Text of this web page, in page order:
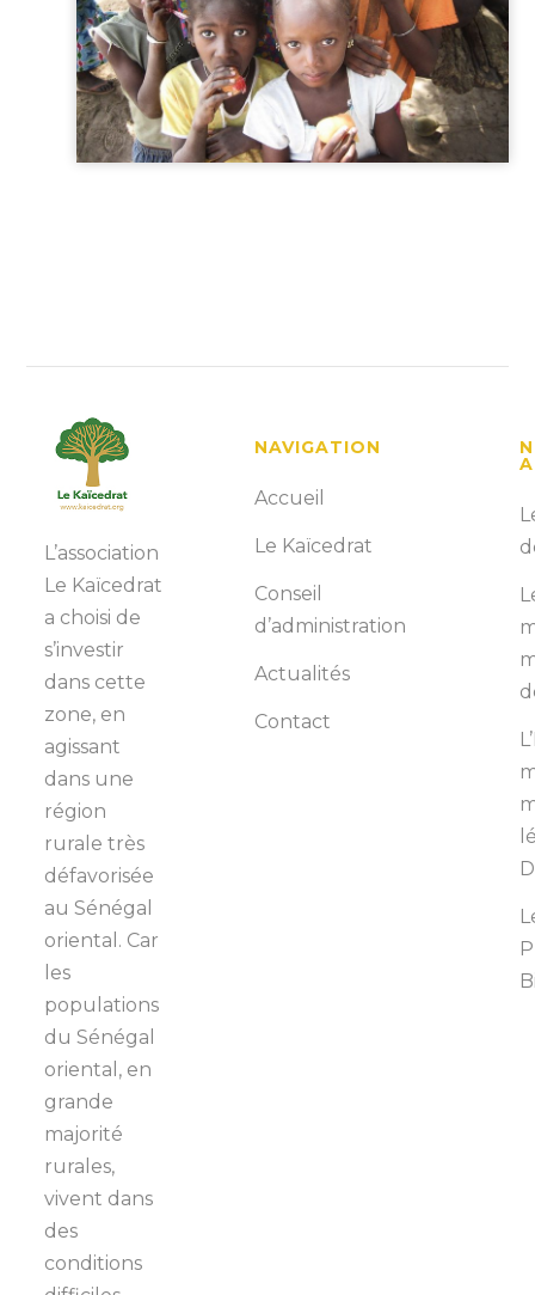
L’association
Le Kaïcedrat
a choisi de
s’investir
dans cette
zone, en
agissant
dans une
région
rurale très
défavorisée
au Sénégal
oriental. Car
les
populations
du Sénégal
oriental, en
grande
majorité
rurales,
vivent dans
des
conditions
NAVIGATION
Accueil
Le Kaïcedrat
Conseil
d’administration
Actualités
Contact